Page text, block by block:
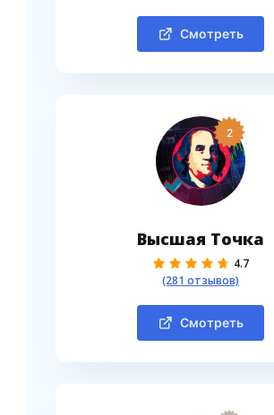
Смотреть
2
Высшая Точка
4.7
(281 отзывов)
Смотреть